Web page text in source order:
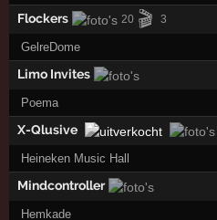
Flockers 20 🎬 3
GelreDome
Limo Invites
Poema
X-Qlusive
Heineken Music Hall
Mindcontroller
Hemkade